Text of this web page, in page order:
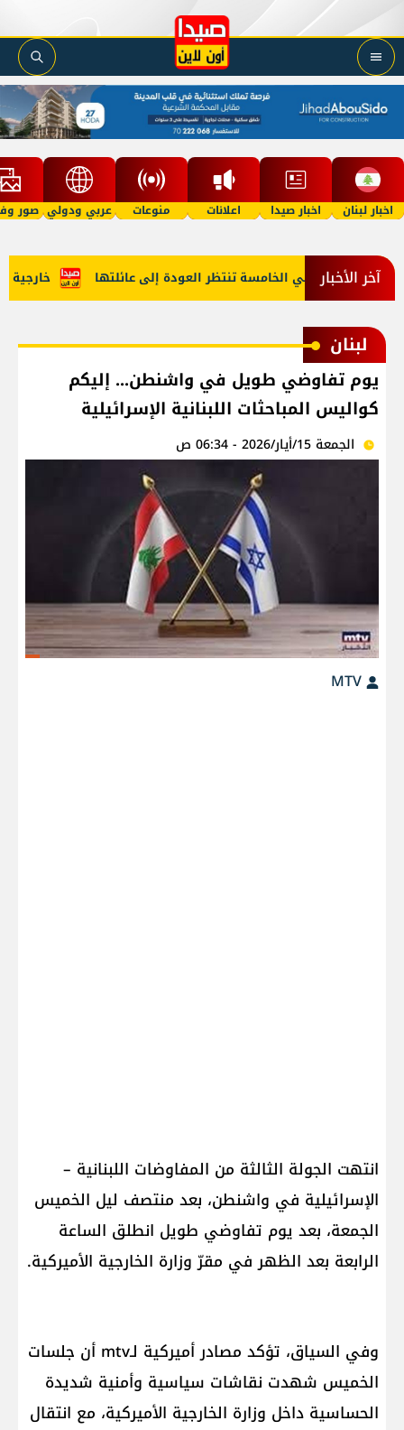
اخبار لبنان اخبار صيدا اعلانات منوعات عربي ودولي صور
آخر الأخبار خارجية طفلة في الخامسة تنتظر العودة إلى عائلتها
لبنان
يوم تفاوضي طويل في واشنطن... إليكم
كواليس المباحثات اللبنانية الإسرائيلية
الجمعة 15/أيار/2026 - 06:34 ص
انتهت الجولة الثالثة من المفاوضات اللبنانية –
الإسرائيلية في واشنطن، بعد منتصف ليل الخميس
الجمعة، بعد يوم تفاوضي طويل انطلق الساعة
الرابعة بعد الظهر في مقرّ وزارة الخارجية الأميركية.
وفي السياق، تؤكد مصادر أميركية لـmtv أن جلسات
الخميس شهدت نقاشات سياسية وأمنية شديدة
الحساسية داخل وزارة الخارجية الأميركية، مع انتقال